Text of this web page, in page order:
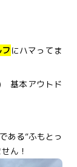
にハマってま
基本アウトド
ある”ふもとっ
ん！